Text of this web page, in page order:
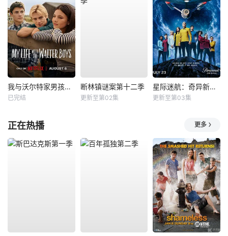
我与沃尔特家男孩的生活第三季
已完结
断林镇谜案第十二季
更新至第02集
星际迷航：奇异新世界第四季
更新至第03集
正在热播 更多